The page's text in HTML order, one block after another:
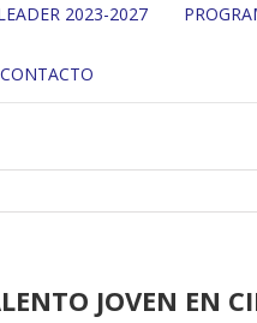
2023-2027
CONTACTO
JOVEN EN